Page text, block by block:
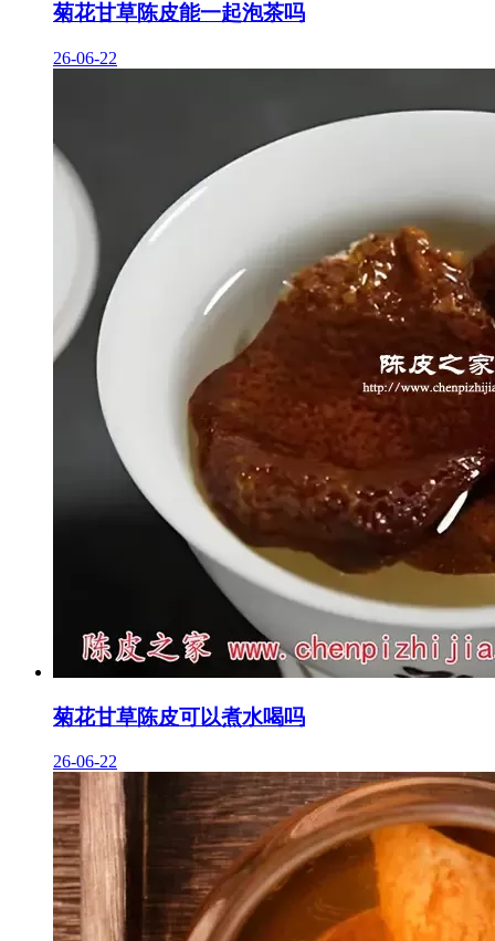
菊花甘草陈皮能一起泡茶吗
26-06-22
菊花甘草陈皮可以煮水喝吗
26-06-22